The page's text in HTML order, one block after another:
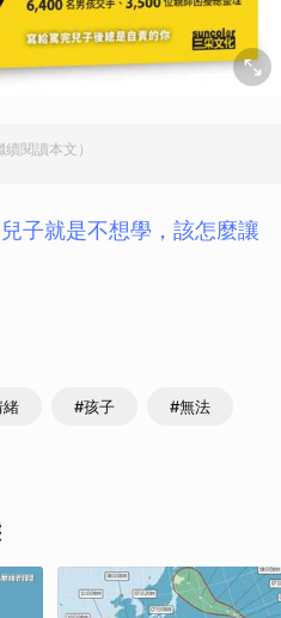
閱讀本文）
子就是不想學，該怎麼讓
緒 #孩子 #無法